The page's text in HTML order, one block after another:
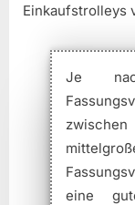
Einkaufstrolleys
Je
eine